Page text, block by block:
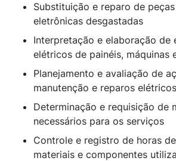
Substituição e reparo de
eletrônicas desgastadas
Interpretação e elaboração de
elétricos de painéis, máquinas
Planejamento e avaliação de
manutenção e reparos elétricos
Determinação e requisição de
necessários para os serviços
Controle e registro de horas
materiais e componentes